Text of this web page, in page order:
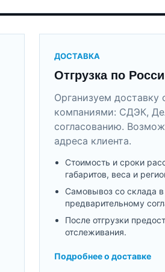
ДОСТАВКА
Отгрузка по
Организуем доставку
компаниями: СДЭК,
согласованию.
адреса клиента.
Стоимость и сроки
габаритов, веса и
Самовывоз со склада
предварительному
После отгрузки
отслеживания.
Подробнее о доставке